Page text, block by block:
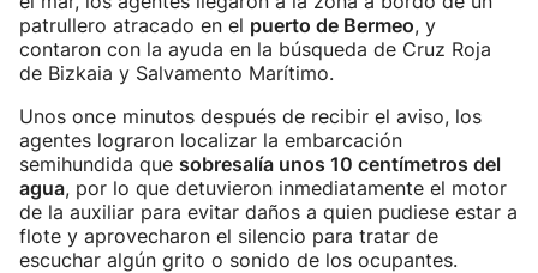
patrullero atracado en el puerto de Bermeo, y
contaron con la ayuda en la búsqueda de Cruz Roja
de Bizkaia y Salvamento Marítimo.
Unos once minutos después de recibir el aviso, los
agentes lograron localizar la embarcación
semihundida que sobresalía unos 10 centímetros del
agua, por lo que detuvieron inmediatamente el motor
de la auxiliar para evitar daños a quien pudiese estar a
flote y aprovecharon el silencio para tratar de
escuchar algún grito o sonido de los ocupantes.